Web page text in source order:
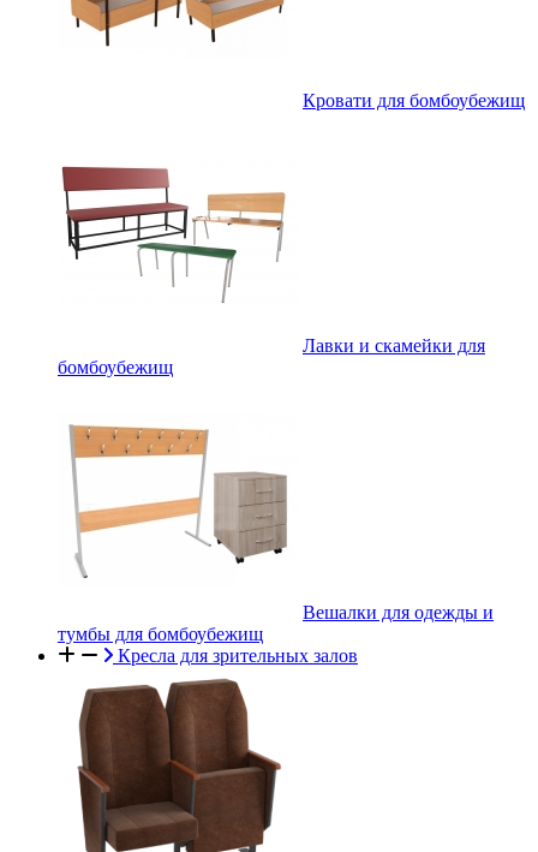
Кровати для бомбоубежищ
Лавки и скамейки для
бомбоубежищ
Вешалки для одежды и
тумбы для бомбоубежищ
Кресла для зрительных залов